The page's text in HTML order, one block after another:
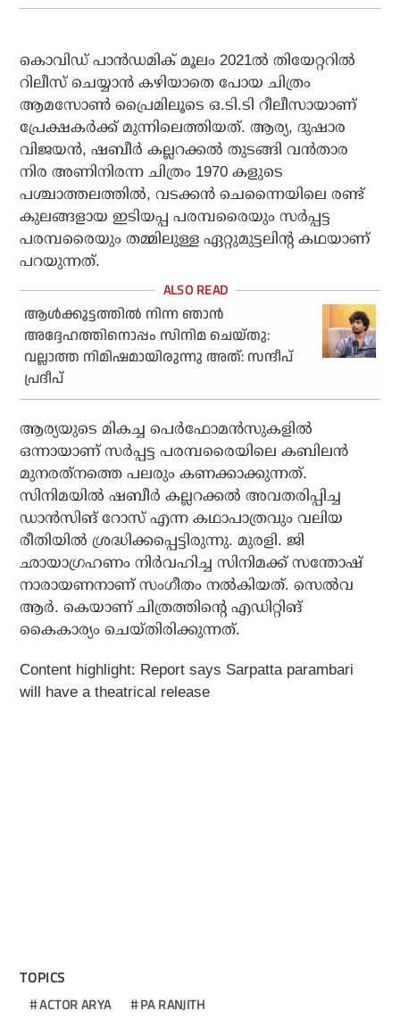
കൊവിഡ് പാന്‍ഡമിക് മൂലം 2021ല്‍ തിയേറ്ററില്‍
റിലീസ് ചെയ്യാന്‍ കഴിയാതെ പോയ ചിത്രം
ആമസോണ്‍ പ്രൈമിലൂടെ ഒ.ടി.ടി റീലീസായാണ്
പ്രേക്ഷകര്‍ക്ക് മുന്നിലെത്തിയത്. ആര്യ, ദുഷാര
വിജയന്‍, ഷബീര്‍ കല്ലറക്കല്‍ തുടങ്ങി വന്‍താര
നിര അണിനിരന്ന ചിത്രം 1970 കളുടെ
പശ്ചാത്തലത്തില്‍, വടക്കന്‍ ചെന്നൈയിലെ രണ്ട്
കുലങ്ങളായ ഇടിയപ്പ പരമ്പരൈയും സര്‍പ്പട്ട
പരമ്പരൈയും തമ്മിലുള്ള ഏറ്റുമുട്ടലിന്റ കഥയാണ്
പറയുന്നത്.
ആള്‍ക്കൂട്ടത്തില്‍ നിന്ന ഞാന്‍
അദ്ദേഹത്തിനൊപ്പം സിനിമ ചെയ്തു:
വല്ലാത്ത നിമിഷമായിരുന്നു അത്: സന്ദീപ്
പ്രദീപ്
ആര്യയുടെ മികച്ച പെര്‍ഫോമന്‍സുകളില്‍
ഒന്നായാണ് സര്‍പ്പട്ട പരമ്പരൈയിലെ കബിലന്‍
മുനരത്‌നത്തെ പലരും കണക്കാക്കുന്നത്.
സിനിമയില്‍ ഷബീര്‍ കല്ലറക്കല്‍ അവതരിപ്പിച്ച
ഡാന്‍സിങ് റോസ് എന്ന കഥാപാത്രവും വലിയ
രീതിയില്‍ ശ്രദ്ധിക്കപ്പെട്ടിരുന്നു. മുരളി. ജി
ഛായാഗ്രഹണം നിര്‍വഹിച്ച സിനിമക്ക് സന്തോഷ്
നാരായണനാണ് സംഗീതം നല്‍കിയത്. സെല്‍വ
ആര്‍. കെയാണ് ചിത്രത്തിന്റെ എഡിറ്റിങ്
കൈകാര്യം ചെയ്തിരിക്കുന്നത്.
Content highlight: Report says Sarpatta parambari
will have a theatrical release
TOPICS
ACTOR ARYA PA RANJITH